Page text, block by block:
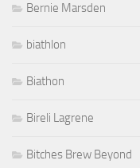
Bernie Marsden
biathlon
Biathon
Bireli Lagrene
Bitches Brew Beyond